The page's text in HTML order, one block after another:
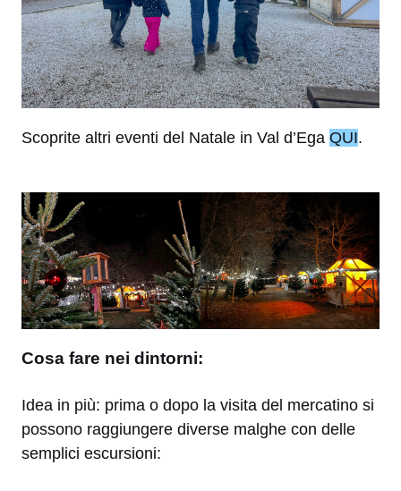
Scoprite altri eventi del Natale in Val d’Ega QUI.
Cosa fare nei dintorni:
Idea in più: prima o dopo la visita del mercatino si
possono raggiungere diverse malghe con delle
semplici escursioni: